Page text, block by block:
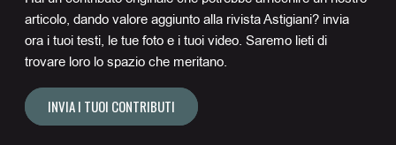
articolo, dando valore aggiunto alla rivista Astigiani? invia
ora i tuoi testi, le tue foto e i tuoi video. Saremo lieti di
trovare loro lo spazio che meritano.
INVIA I TUOI CONTRIBUTI